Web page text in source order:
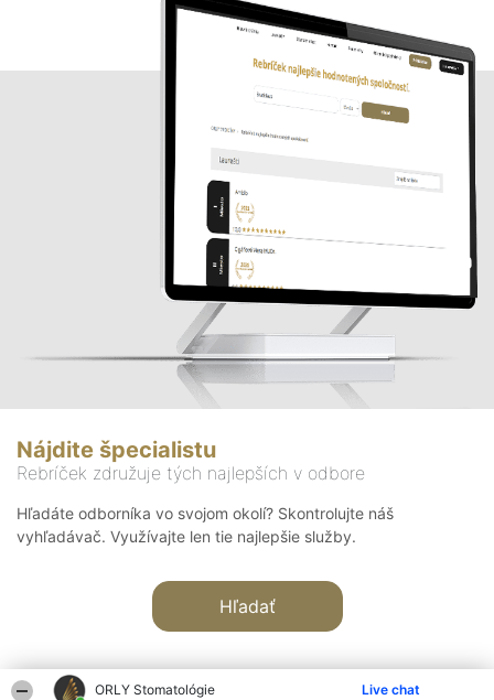
ORLY Stomatológie Live chat
Nájdite špecialistu
Rebríček združuje tých najlepších v odbore
Hľadáte odborníka vo svojom okolí? Skontrolujte náš
vyhľadávač. Využívajte len tie najlepšie služby.
Hľadať